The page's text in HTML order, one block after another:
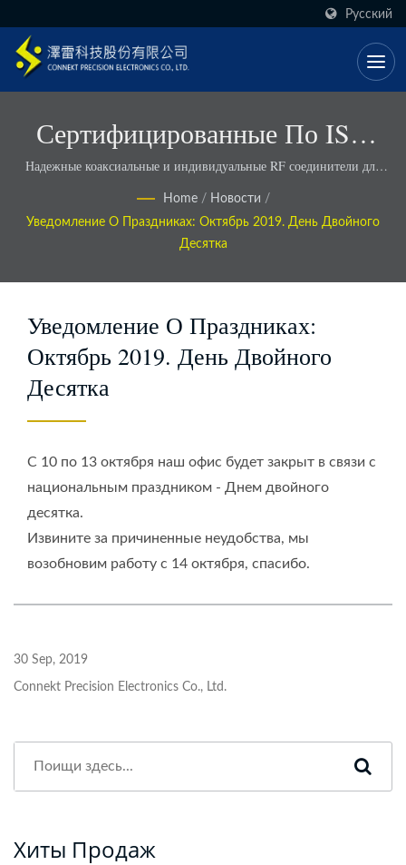
Русский
Сертифицированные По ISO
OEM RF-Решения С Более
Быстрыми Сроками
Выполнения - Connekt
Надежные коаксиальные и индивидуальные RF соединители для
Home / Новости /
Уведомление О Праздниках: Октябрь 2019. День Двойного
Десятка
Уведомление О Праздниках:
Октябрь 2019. День Двойного
Десятка
С 10 по 13 октября наш офис будет закрыт в связи с
национальным праздником - Днем двойного
десятка.
Извините за причиненные неудобства, мы
возобновим работу с 14 октября, спасибо.
30 Sep, 2019
Connekt Precision Electronics Co., Ltd.
Хиты Продаж